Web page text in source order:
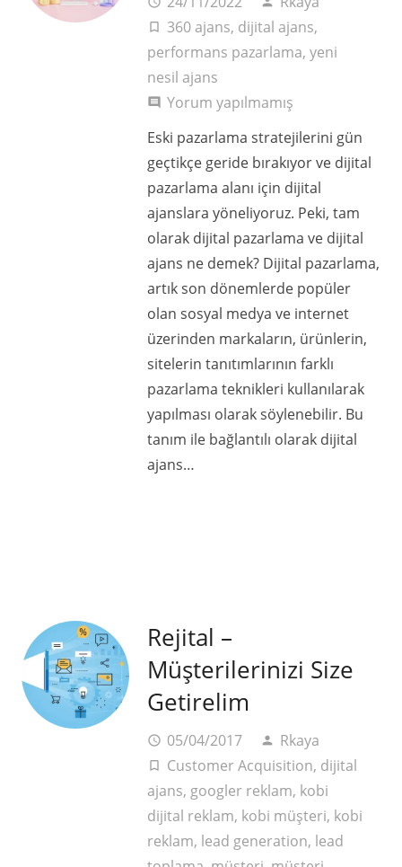
turned_in_not 360 ajans, dijital ajans,
performans pazarlama, yeni
nesil ajans
comment
Yorum yapılmamış
Eski pazarlama stratejilerini gün
geçtikçe geride bırakıyor ve dijital
pazarlama alanı için dijital
ajanslara yöneliyoruz. Peki, tam
olarak dijital pazarlama ve dijital
ajans ne demek? Dijital pazarlama,
artık son dönemlerde popüler
olan sosyal medya ve internet
üzerinden markaların, ürünlerin,
sitelerin tanıtımlarının farklı
pazarlama teknikleri kullanılarak
yapılması olarak söylenebilir. Bu
tanım ile bağlantılı olarak dijital
ajans…
Rejital –
Müşterilerinizi Size
Getirelim
access_time 05/04/2017 person Rkaya
turned_in_not Customer Acquisition, dijital
ajans, googler reklam, kobi
dijital reklam, kobi müşteri, kobi
reklam, lead generation, lead